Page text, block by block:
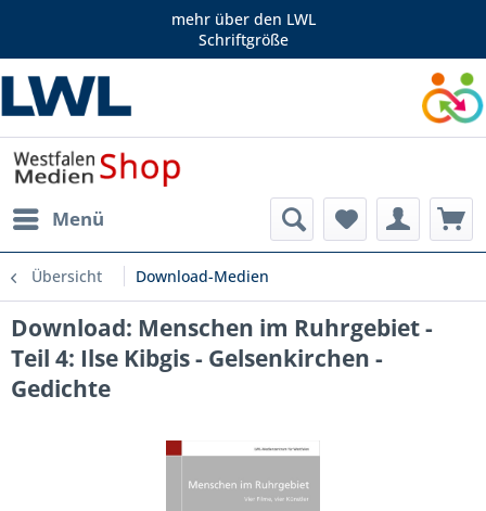
mehr über den LWL
Schriftgröße
Menü
Übersicht Download-Medien
Download: Menschen im Ruhrgebiet -
Teil 4: Ilse Kibgis - Gelsenkirchen -
Gedichte